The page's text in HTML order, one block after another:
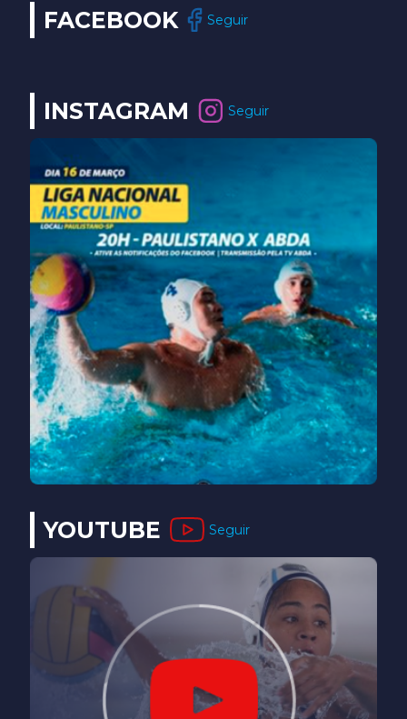
FACEBOOK Seguir
INSTAGRAM Seguir
YOUTUBE Seguir